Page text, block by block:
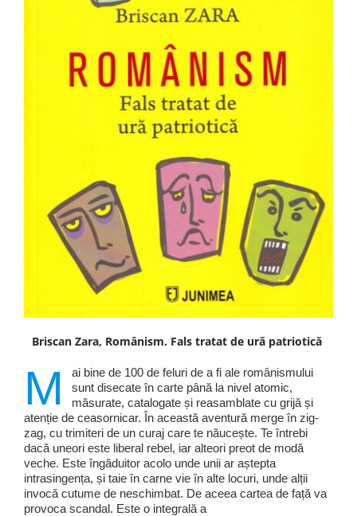
Briscan Zara, Românism. Fals tratat de ură patriotică
M
ai bine de 100 de feluri de a fi ale românismului
sunt disecate în carte până la nivel atomic,
măsurate, catalogate și reasamblate cu grijă și
atenție de ceasornicar. În această aventură merge în zig-
zag, cu trimiteri de un curaj care te năucește. Te întrebi
dacă uneori este liberal rebel, iar alteori preot de modă
veche. Este îngăduitor acolo unde unii ar aștepta
intrasingența, și taie în carne vie în alte locuri, unde alții
invocă cutume de neschimbat. De aceea cartea de față va
provoca scandal. Este o integrală a